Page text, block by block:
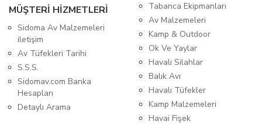
MÜŞTERİ HİZMETLERİ
Sidoma Av Malzemeleri
iletişim
Av Tüfekleri Tarihi
S.S.S.
Sidomav.com Banka
Hesapları
Detaylı Arama
Tabanca Ekipmanları
Av Malzemeleri
Kamp & Outdoor
Ok Ve Yaylar
Havalı Silahlar
Balık Avı
Havalı Tüfekler
Kamp Malzemeleri
Havai Fişek